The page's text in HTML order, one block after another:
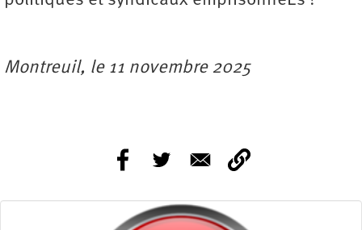
Montreuil, le 11 novembre 2025